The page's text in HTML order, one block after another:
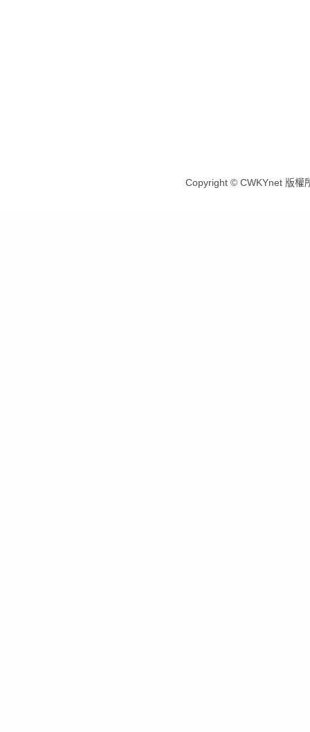
Copyright © CWKYnet 版權